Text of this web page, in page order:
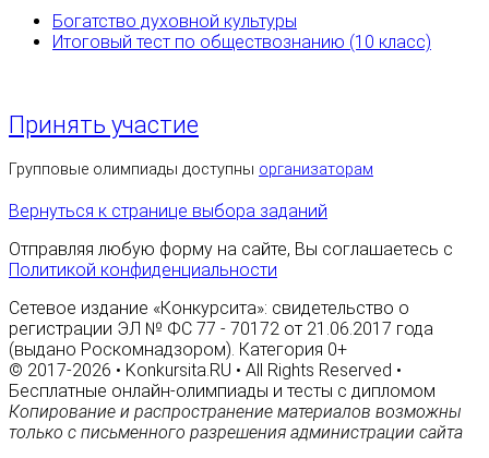
Богатство духовной культуры
Итоговый тест по обществознанию (10 класс)
Принять участие
Групповые олимпиады доступны организаторам
Вернуться к странице выбора заданий
Отправляя любую форму на сайте, Вы соглашаетесь с
Политикой конфиденциальности
Сетевое издание «Конкурсита»: свидетельство о
регистрации ЭЛ № ФС 77 - 70172 от 21.06.2017 года
(выдано Роскомнадзором). Категория 0+
© 2017-2026 • Konkursita.RU • All Rights Reserved •
Бесплатные онлайн-олимпиады и тесты с дипломом
Копирование и распространение материалов возможны
только с письменного разрешения администрации сайта